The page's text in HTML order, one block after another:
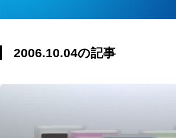
2006.10.04の記事